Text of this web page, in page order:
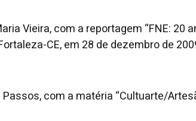
Vieira, com a reportagem “FNE: 20
CE, em 28 de dezembro de
com a matéria “Cultuarte/